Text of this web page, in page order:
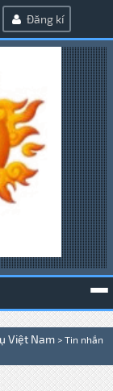
Đăng kí
Việt Nam > Tin nhắn